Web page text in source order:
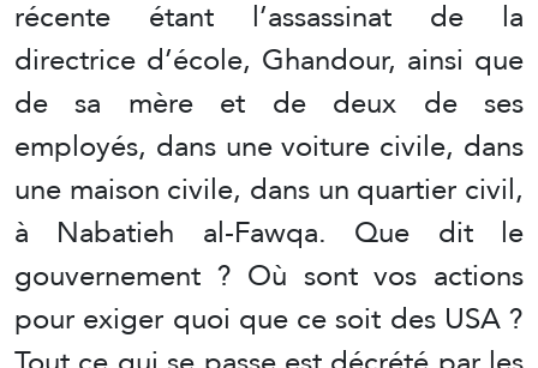
récente étant l’assassinat de la
directrice d’école, Ghandour, ainsi que
de sa mère et de deux de ses
employés, dans une voiture civile, dans
une maison civile, dans un quartier civil,
à Nabatieh al-Fawqa. Que dit le
gouvernement ? Où sont vos actions
pour exiger quoi que ce soit des USA ?